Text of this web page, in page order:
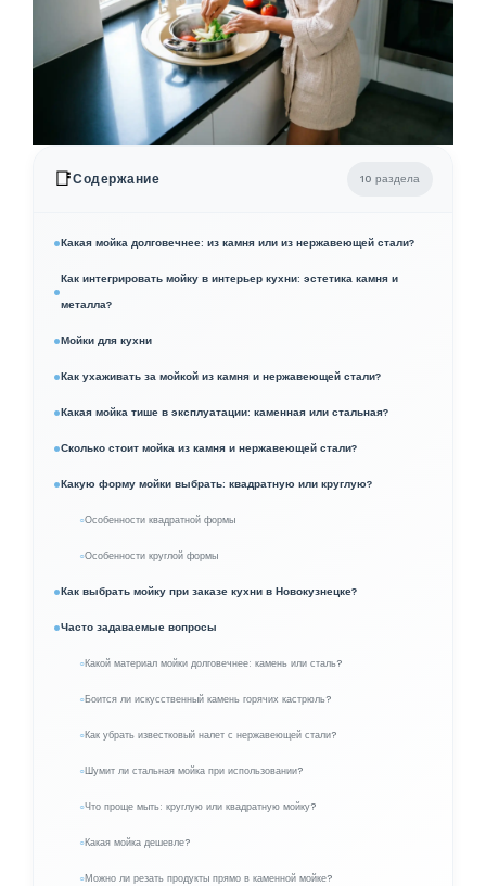
📑Содержание 10 раздела
Какая мойка долговечнее: из камня или из нержавеющей стали?
Как интегрировать мойку в интерьер кухни: эстетика камня и
металла?
Мойки для кухни
Как ухаживать за мойкой из камня и нержавеющей стали?
Какая мойка тише в эксплуатации: каменная или стальная?
Сколько стоит мойка из камня и нержавеющей стали?
Какую форму мойки выбрать: квадратную или круглую?
Особенности квадратной формы
Особенности круглой формы
Как выбрать мойку при заказе кухни в Новокузнецке?
Часто задаваемые вопросы
Какой материал мойки долговечнее: камень или сталь?
Боится ли искусственный камень горячих кастрюль?
Как убрать известковый налет с нержавеющей стали?
Шумит ли стальная мойка при использовании?
Что проще мыть: круглую или квадратную мойку?
Какая мойка дешевле?
Можно ли резать продукты прямо в каменной мойке?